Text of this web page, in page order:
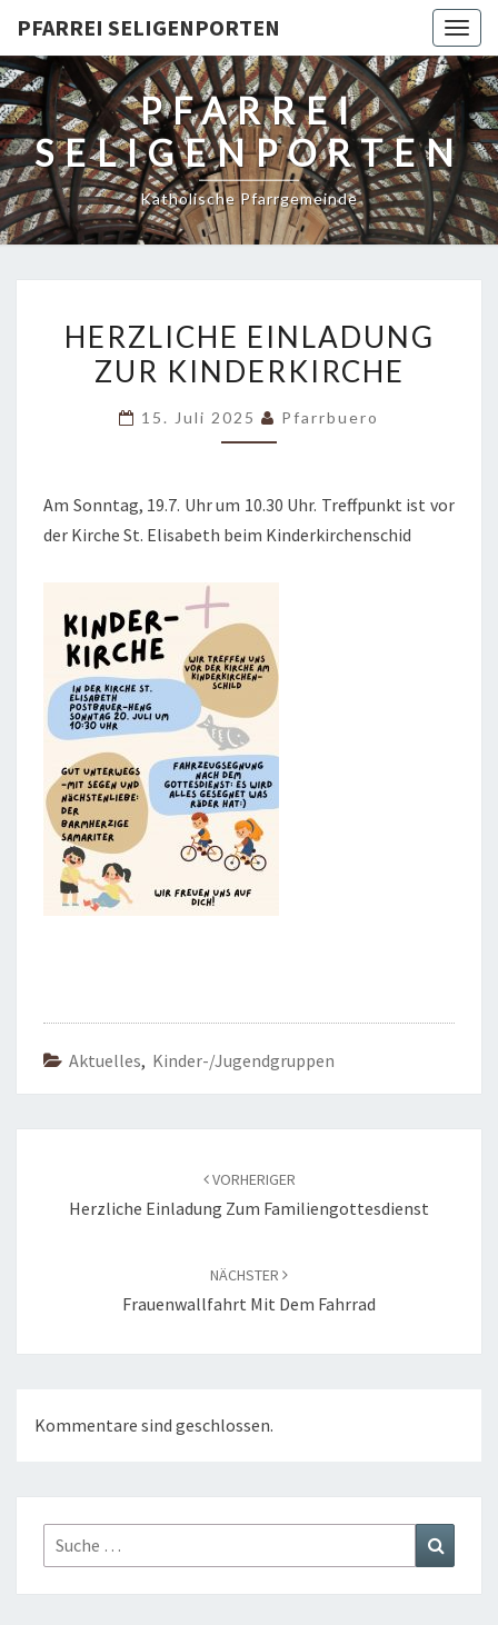
PFARREI SELIGENPORTEN
PFARREI
SELIGENPORTEN
Katholische Pfarrgemeinde
EINLADUNG
ZUR
HERZLICHE EINLADUNG
ZUR KINDERKIRCHE
15. Juli 2025 Pfarrbuero
Am Sonntag, 19.7. Uhr um 10.30 Uhr. Treffpunkt ist vor
der Kirche St. Elisabeth beim Kinderkirchenschid
Aktuelles, Kinder-/Jugendgruppen
VORHERIGER
Herzliche Einladung Zum Familiengottesdienst
NÄCHSTER
Frauenwallfahrt Mit Dem Fahrrad
Kommentare sind geschlossen.
Suche
nach: